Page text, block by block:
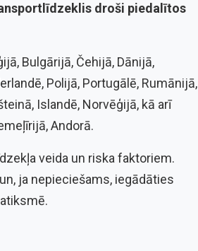
droši piedalītos
Bulgārijā, Čehijā, Dānijā,
Polijā, Portugālē, Rumānijā,
Islandē, Norvēģijā, kā arī
Andorā.
veida un riska faktoriem.
ja nepieciešams, iegādāties